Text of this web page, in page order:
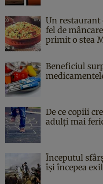
Un restaurant
fel de
primit o stea
Beneficiul
De ce copiii
adulți mai
Începutul
îşi începea